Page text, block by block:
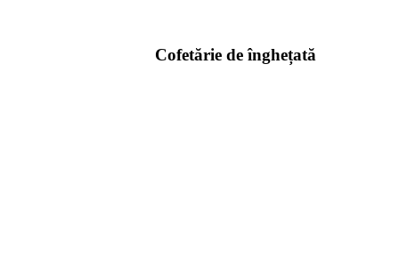
Cofetărie de înghețată